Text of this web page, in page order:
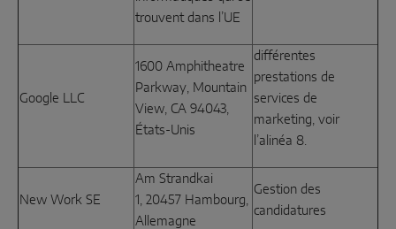
trouvent dans l’UE
Google LLC
1600 Amphitheatre
Parkway, Mountain
View, CA 94043,
États-Unis
différentes
prestations de
services de
marketing, voir
l’alinéa 8.
New Work SE
Am Strandkai
1, 20457 Hambourg,
Allemagne
Gestion des
candidatures